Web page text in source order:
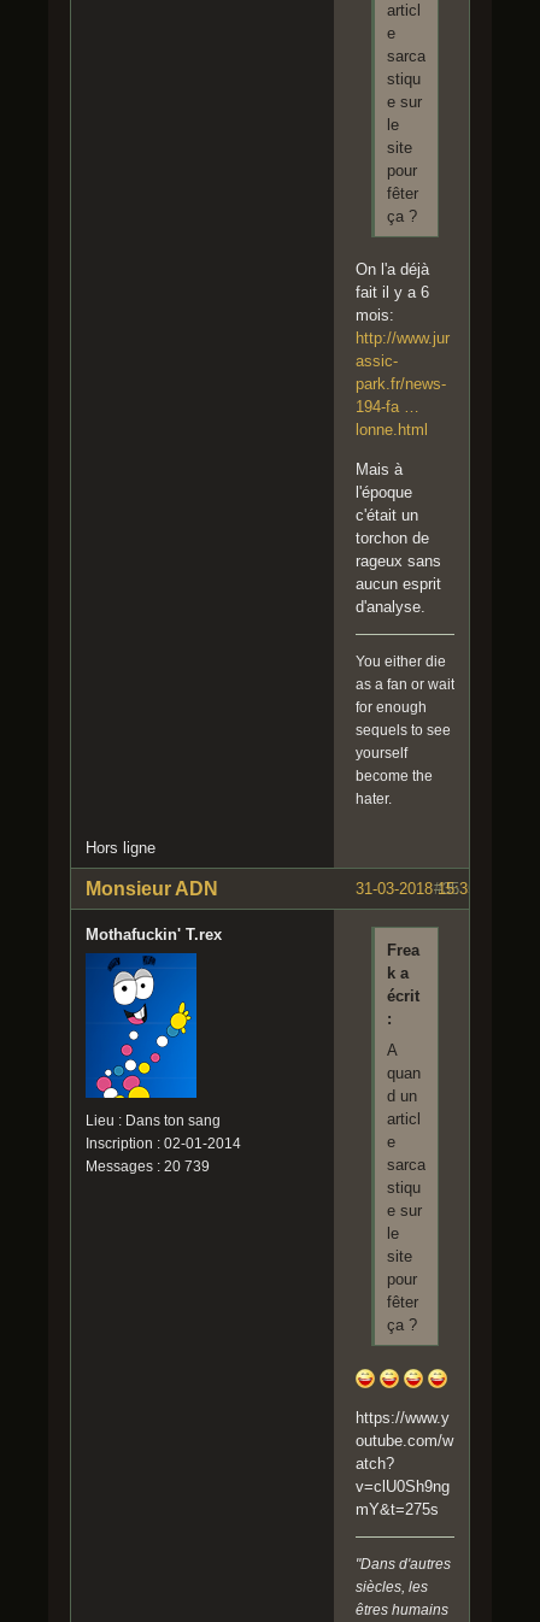
articl
e
sarca
stiqu
e sur
le
site
pour
fêter
ça ?
On l'a déjà
fait il y a 6
mois:
http://www.jur
assic-
park.fr/news-
194-fa …
lonne.html
Mais à
l'époque
c'était un
torchon de
rageux sans
aucun esprit
d'analyse.
You either die
as a fan or wait
for enough
sequels to see
yourself
become the
hater.
Hors ligne
#35
31-03-2018 15:35:54
Monsieur ADN
Mothafuckin' T.rex
Lieu : Dans ton sang
Inscription : 02-01-2014
Messages : 20 739
Frea
k a
écrit
:
A
quan
d un
articl
e
sarca
stiqu
e sur
le
site
pour
fêter
ça ?
https://www.y
outube.com/w
atch?
v=clU0Sh9ng
mY&t=275s
"Dans d'autres
siècles, les
êtres humains